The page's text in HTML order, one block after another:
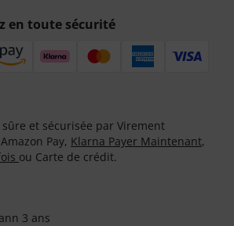
en toute sécurité
et sécurisée par Virement
Pay, Klarna Payer Maintenant,
ou Carte de crédit.
3 ans